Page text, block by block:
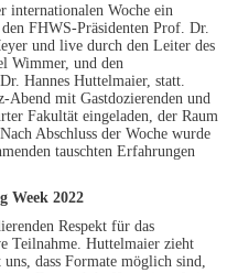
internationalen Woche ein
FHWS-Präsidenten Prof. Dr.
und live durch den Leiter des
Wimmer, und den
Hannes Huttelmaier, statt.
Abend mit Gastdozierenden und
Fakultät eingeladen, der Raum
Abschluss der Woche wurde
tauschten Erfahrungen
Week 2022
Respekt für das
Teilnahme. Huttelmaier zieht
dass Formate möglich sind,